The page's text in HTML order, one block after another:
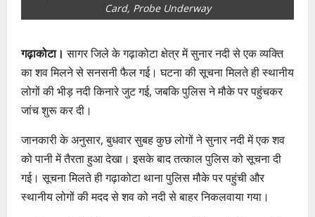
Card, Probe Underway
गढ़ाकोटा। सागर जिले के गढ़ाकोटा क्षेत्र में सुनार नदी से एक व्यक्ति
का शव मिलने से सनसनी फैल गई। घटना की सूचना मिलते ही स्थानीय
लोगों की भीड़ नदी किनारे जुट गई, जबकि पुलिस ने मौके पर पहुंचकर
जांच शुरू कर दी।
जानकारी के अनुसार, बुधवार सुबह कुछ लोगों ने सुनार नदी में एक शव
को पानी में तैरता हुआ देखा। इसके बाद तत्काल पुलिस को सूचना दी
गई। सूचना मिलते ही गढ़ाकोटा थाना पुलिस मौके पर पहुंची और
स्थानीय लोगों की मदद से शव को नदी से बाहर निकलवाया गया।